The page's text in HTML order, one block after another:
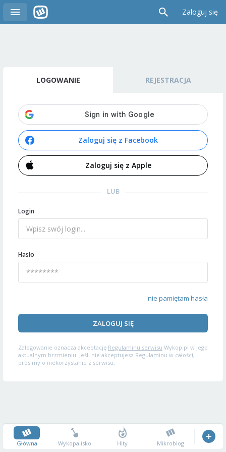
Zaloguj się
LOGOWANIE REJESTRACJA
Zaloguj się z Facebook
Zaloguj się z Apple
LUB
Login
Hasło
nie pamiętam hasła
ZALOGUJ SIĘ
Zalogowanie oznacza akceptację Regulaminu serwisu Wykop.pl w jego
aktualnym brzmieniu. Jeśli nie akceptujesz Regulaminu w całości,
prosimy o niekorzystanie z serwisu.
Główna Wykopalisko Hity Mikroblog